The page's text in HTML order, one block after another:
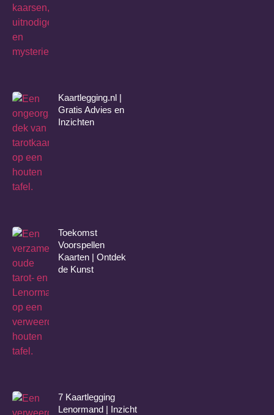
Kaartlegging.nl |
Gratis Advies en
Inzichten
Toekomst
Voorspellen
Kaarten | Ontdek
de Kunst
7 Kaartlegging
Lenormand | Inzicht